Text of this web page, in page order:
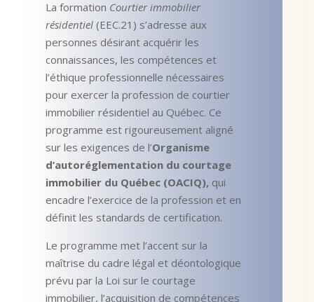
La formation Courtier immobilier
résidentiel (EEC.21) s’adresse aux
personnes désirant acquérir les
connaissances, les compétences et
l’éthique professionnelle nécessaires
pour exercer la profession de courtier
immobilier résidentiel au Québec. Ce
programme est rigoureusement aligné
sur les exigences de l’Organisme
d’autoréglementation du courtage
immobilier du Québec (OACIQ), qui
encadre l’exercice de la profession et en
définit les standards de certification.
Le programme met l’accent sur la
maîtrise du cadre légal et déontologique
prévu par la Loi sur le courtage
immobilier, l’acquisition de compétences